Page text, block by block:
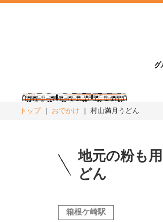
グ
トップ おでかけ 村山満月うどん
地元の粉も
どん
箱根ケ崎駅